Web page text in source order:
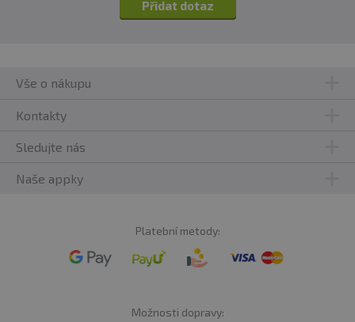
Přidat dotaz
Vše o nákupu
Kontakty
Sledujte nás
Naše appky
Platební metody:
Možnosti dopravy: